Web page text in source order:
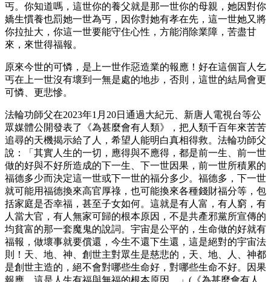
丐。你知道嗎，這世你的養父就是那一世你的母親，她因對你
嬌生慣養也罰她一世為丐，因你對她有孝在先，這一世她又將
你拉扯大，你這一世要能守住心性，方能消除業障，苦盡甘
來，來世得福報。
原來今世的可憐，是上一世作惡造業的報應！好在這個盲人乞
丐在上一世沒有壞到一無是處的地步，否則，這世的結局會更
可憐、更悲慘。
法輪功師父在2023年1月20日通過大紀元、新唐人電視台等公
眾媒體公開發表了《為甚麼會有人類》，把人類千百年來苦苦
追尋的天機揭示給了人，希望人能明白真相得救。法輪功師父
說：「其實人生的一切，應得與不應得，都是前一生、前一世
做的好與不好所造成的下一生、下一世因果，前一世所積累的
福德多少而決定這一世或下一世的福分多少。福德多，下一世
就可能用福德換來高官厚祿，也可能換來各種錢財福分等，包
括家庭是否幸福，甚至子女如何。這就是有人富，有人窮，有
人當大官，有人無家可歸的根本原因，不是共產邪黨所宣傳的
均貧富的那一套魔鬼的說詞。宇宙是公平的，生命做的好就有
福報，做壞事就要償還，今生不還下生還，這是絕對的宇宙法
則！天、地、神、創世主對眾生是慈悲的，天、地、人、神都
是創世主造的，絕不會對哪些生命好，對哪些生命不好。因果
報應，這是人生有福與無福的根本原因。」(《為甚麼會有人